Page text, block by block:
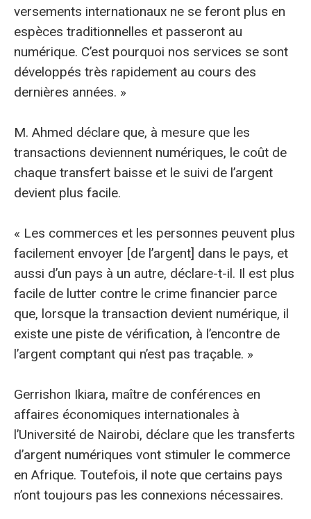
versements internationaux ne se feront plus en
espèces traditionnelles et passeront au
numérique. C’est pourquoi nos services se sont
développés très rapidement au cours des
dernières années. »
M. Ahmed déclare que, à mesure que les
transactions deviennent numériques, le coût de
chaque transfert baisse et le suivi de l’argent
devient plus facile.
« Les commerces et les personnes peuvent plus
facilement envoyer [de l’argent] dans le pays, et
aussi d’un pays à un autre, déclare-t-il. Il est plus
facile de lutter contre le crime financier parce
que, lorsque la transaction devient numérique, il
existe une piste de vérification, à l’encontre de
l’argent comptant qui n’est pas traçable. »
Gerrishon Ikiara, maître de conférences en
affaires économiques internationales à
l’Université de Nairobi, déclare que les transferts
d’argent numériques vont stimuler le commerce
en Afrique. Toutefois, il note que certains pays
n’ont toujours pas les connexions nécessaires.